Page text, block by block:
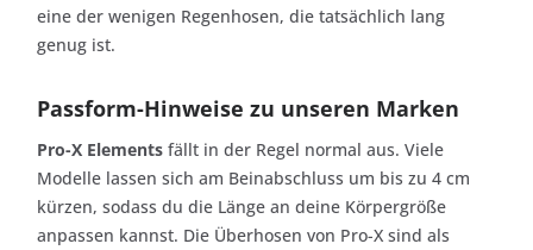
eine der wenigen Regenhosen, die tatsächlich lang
genug ist.
Passform-Hinweise zu unseren Marken
Pro-X Elements fällt in der Regel normal aus. Viele
Modelle lassen sich am Beinabschluss um bis zu 4 cm
kürzen, sodass du die Länge an deine Körpergröße
anpassen kannst. Die Überhosen von Pro-X sind als